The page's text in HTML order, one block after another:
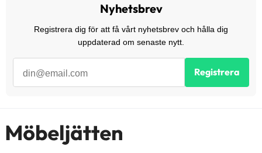
Nyhetsbrev
Registrera dig för att få vårt nyhetsbrev och hålla dig
uppdaterad om senaste nytt.
Registrera